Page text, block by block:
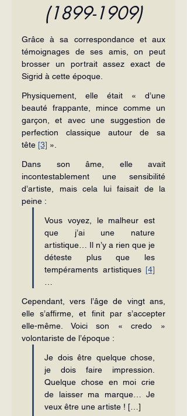
(1899-1909)
Grâce à sa correspondance et aux
témoignages de ses amis, on peut
brosser un portrait assez exact de
Sigrid à cette époque.
Physiquement, elle était « d’une
beauté frappante, mince comme un
garçon, et avec une suggestion de
perfection classique autour de sa
tête [3] ».
Dans son âme, elle avait
incontestablement une sensibilité
d’artiste, mais cela lui faisait de la
peine :
Vous voyez, le malheur est
que j’ai une nature
artistique… Il n’y a rien que je
déteste plus que les
tempéraments artistiques [4]
Cependant, vers l’âge de vingt ans,
elle s’affirme, et finit par s’accepter
elle-même. Voici son « credo »
volontariste de l’époque :
Je dois être quelque chose,
je dois faire impression.
Quelque chose en moi crie
de laisser ma marque… Je
veux être une artiste ! […]